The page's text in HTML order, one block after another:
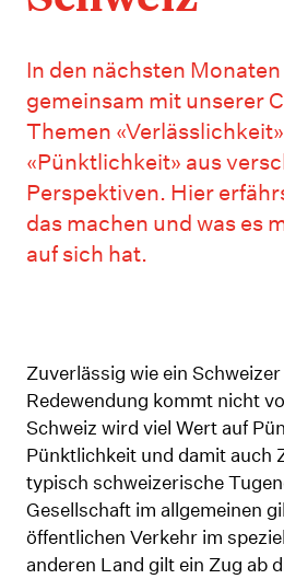
In den nächsten
gemeinsam mit unserer
Themen
«Pünktlichkeit» aus
Perspektiven. Hier
das machen und was es
auf sich hat.
Zuverlässig wie ein
Redewendung kommt nicht
Schweiz wird viel Wert auf
Pünktlichkeit und damit auch
typisch schweizerische
Gesellschaft im allgemeinen
öffentlichen Verkehr im
anderen Land gilt ein Zug ab